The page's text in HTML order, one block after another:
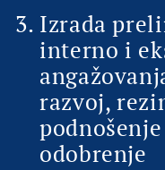
Izrada
interno i
razvoj,
odobrenje